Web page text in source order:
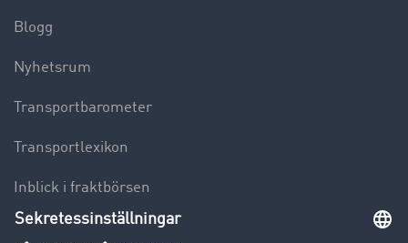
Blogg
Nyhetsrum
Transportbarometer
Transportlexikon
Inblick i fraktbörsen
Körförbud för lastbilar